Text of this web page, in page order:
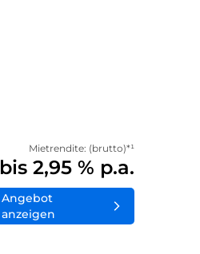
Mietrendite: (brutto)*¹
bis 2,95 % p.a.
Angebot
anzeigen